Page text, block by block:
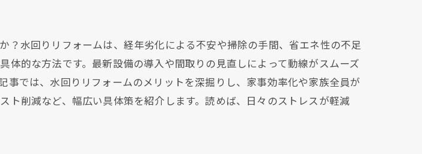
水回りリフォームは、経年劣化による不安や掃除の手間、省エネ性の不足
的な方法です。最新設備の導入や間取りの見直しによって動線がスムーズ
では、水回りリフォームのメリットを深掘りし、家事効率化や家族全員が
削減など、幅広い具体策を紹介します。読めば、日々のストレスが軽減